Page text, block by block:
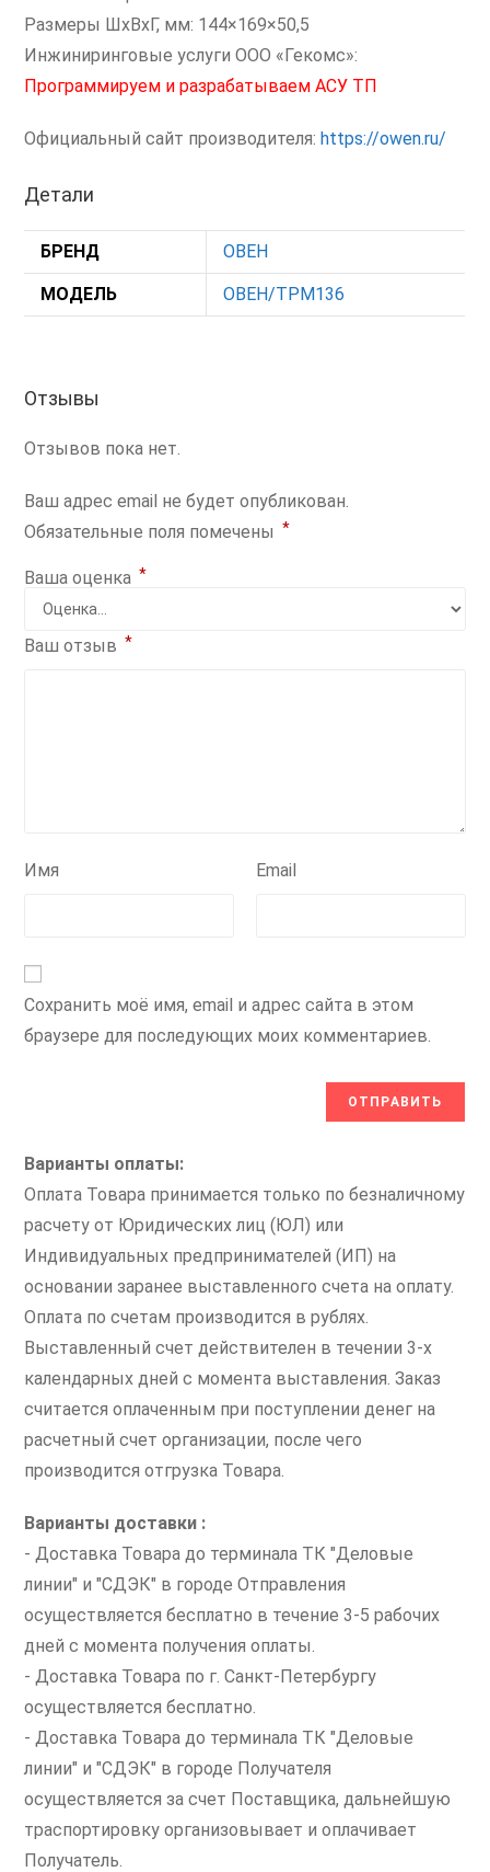
Размеры ШxВxГ, мм: 144×169×50,5
Инжиниринговые услуги ООО «Гекомс»:
Программируем и разрабатываем АСУ ТП
Официальный сайт производителя:https://owen.ru/
Детали
БРЕНД ОВЕН
МОДЕЛЬ ОВЕН/ТРМ136
Отзывы
Отзывов пока нет.
Ваш адрес email не будет опубликован.
Обязательные поля помечены *
Ваша оценка *
Ваш отзыв *
Имя Email
Сохранить моё имя, email и адрес сайта в этом
браузере для последующих моих комментариев.
Варианты оплаты:
Оплата Товара принимается только по безналичному
расчету от Юридических лиц (ЮЛ) или
Индивидуальных предпринимателей (ИП) на
основании заранее выставленного счета на оплату.
Оплата по счетам производится в рублях.
Выставленный счет действителен в течении 3-х
календарных дней с момента выставления. Заказ
считается оплаченным при поступлении денег на
расчетный счет организации, после чего
производится отгрузка Товара.
Варианты доставки :
- Доставка Товара до терминала ТК "Деловые
линии" и "СДЭК" в городе Отправления
осуществляется бесплатно в течение 3-5 рабочих
дней с момента получения оплаты.
- Доставка Товара по г. Санкт-Петербургу
осуществляется бесплатно.
- Доставка Товара до терминала ТК "Деловые
линии" и "СДЭК" в городе Получателя
осуществляется за счет Поставщика, дальнейшую
траспортировку организовывает и оплачивает
Получатель.